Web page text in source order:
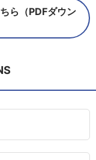
ら（PDFダウン